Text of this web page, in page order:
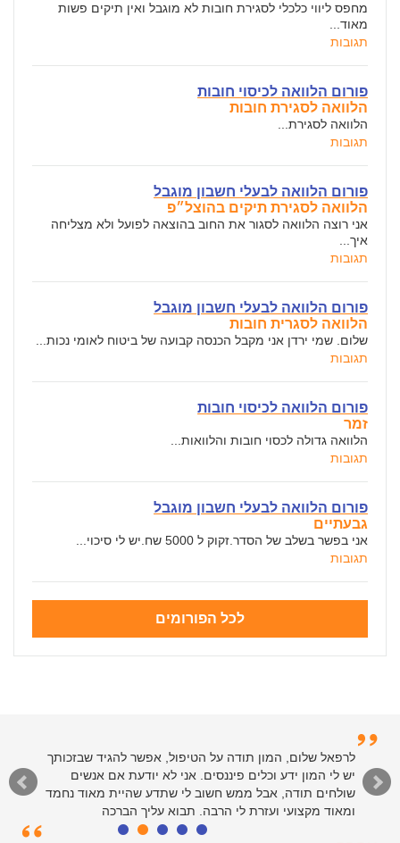
מחפס ליווי כלכלי לסגירת חובות לא מוגבל ואין תיקים פשות
מאוד...
תגובות
פורום הלוואה לכיסוי חובות
הלוואה לסגירת חובות
הלוואה לסגירת...
תגובות
פורום הלוואה לבעלי חשבון מוגבל
הלוואה לסגירת תיקים בהוצל״פ
אני רוצה הלוואה לסגור את החוב בהוצאה לפועל ולא מצליחה
איך...
תגובות
פורום הלוואה לבעלי חשבון מוגבל
הלוואה לסגרית חובות
שלום. שמי ירדן אני מקבל הכנסה קבועה של ביטוח לאומי נכות...
תגובות
פורום הלוואה לכיסוי חובות
זמר
הלוואה גדולה לכסוי חובות והלוואות...
תגובות
פורום הלוואה לבעלי חשבון מוגבל
גבעתיים
אני בפשר בשלב של הסדר.זקוק ל 5000 שח.יש לי סיכוי...
תגובות
לכל הפורומים
לרפאל שלום, המון תודה על הטיפול, אפשר להגיד שבזכותך
יש לי המון ידע וכלים פיננסים. אני לא יודעת אם אנשים
שולחים תודה, אבל ממש חשוב לי שתדע שהיית מאוד נחמד
ומאוד מקצועי ועזרת לי הרבה. תבוא עליך הברכה